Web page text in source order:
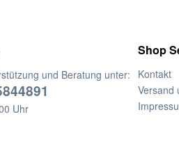
und Beratung unter:
Uhr
Shop
Kontakt
Versand